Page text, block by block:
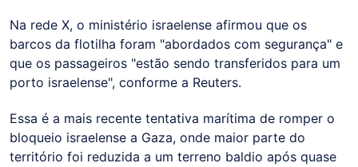
Na rede X, o ministério israelense afirmou que os
barcos da flotilha foram "abordados com segurança" e
que os passageiros "estão sendo transferidos para um
porto israelense", conforme a Reuters.
Essa é a mais recente tentativa marítima de romper o
bloqueio israelense a Gaza, onde maior parte do
território foi reduzida a um terreno baldio após quase